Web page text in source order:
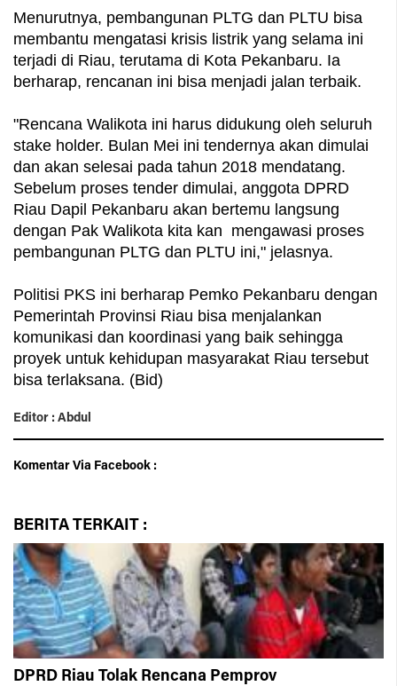
Menurutnya, pembangunan PLTG dan PLTU bisa
membantu mengatasi krisis listrik yang selama ini
terjadi di Riau, terutama di Kota Pekanbaru. Ia
berharap, rencanan ini bisa menjadi jalan terbaik.
"Rencana Walikota ini harus didukung oleh seluruh
stake holder. ‎Bulan Mei ini tendernya akan dimulai
dan akan selesai pada tahun 2018 mendatang.
Sebelum proses tender dimulai, anggota DPRD
Riau Dapil Pekanbaru akan bertemu langsung
dengan Pak Walikota kita kan mengawasi proses
pembangunan PLTG dan PLTU ini," jelasnya.
Politisi PKS ini berharap Pemko Pekanbaru dengan
Pemerintah Provinsi Riau bisa menjalankan
komunikasi dan koordinasi yang baik sehingga
proyek untuk kehidupan masyarakat Riau tersebut
bisa terlaksana. (Bid)
Editor : Abdul
Komentar Via Facebook :
BERITA TERKAIT :
DPRD Riau Tolak Rencana Pemprov